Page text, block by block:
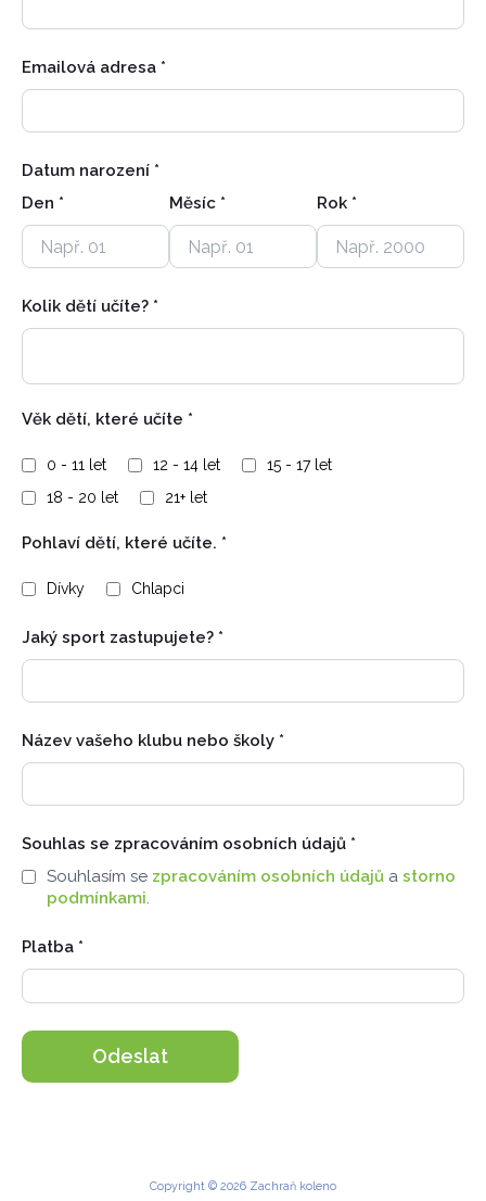
Emailová adresa *
Datum narození *
Den * Měsíc * Rok *
Kolik dětí učíte? *
Věk dětí, které učíte *
0 - 11 let 12 - 14 let
15 - 17 let
18 - 20 let
21+ let
Pohlaví dětí, které učíte. *
Dívky Chlapci
Jaký sport zastupujete? *
Název vašeho klubu nebo školy *
Souhlas se zpracováním osobních údajů *
Souhlasím se zpracováním osobních údajů a storno
podmínkami.
Platba *
Odeslat
Copyright © 2026 Zachraň koleno